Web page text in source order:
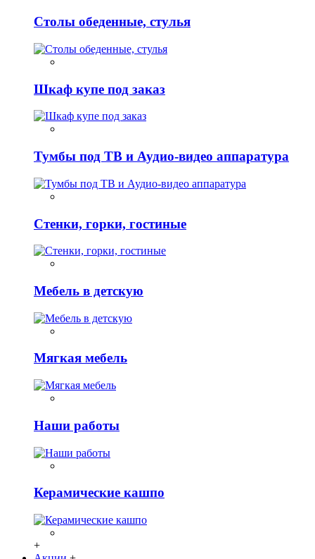
Столы обеденные, стулья
Шкаф купе под заказ
Тумбы под ТВ и Аудио-видео аппаратура
Стенки, горки, гостиные
Мебель в детскую
Мягкая мебель
Наши работы
Керамические кашпо
+